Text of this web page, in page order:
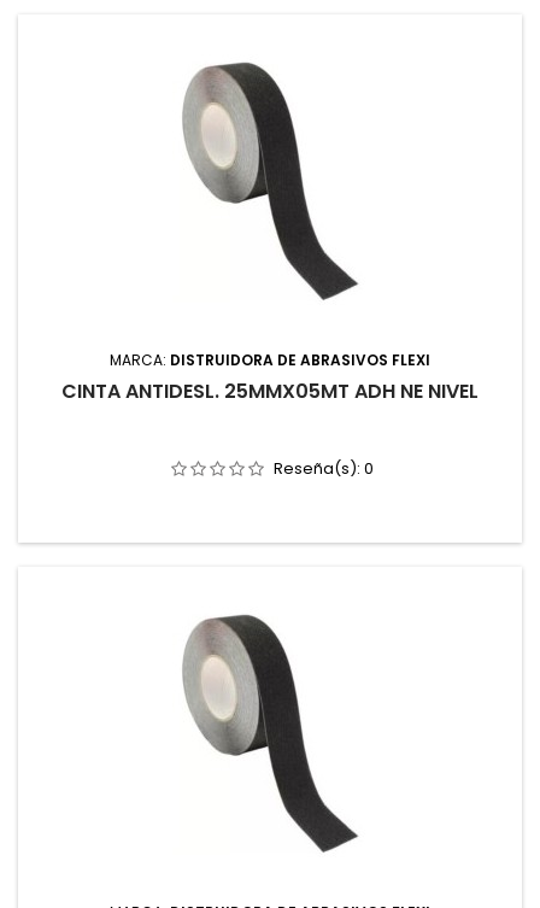
MARCA: DISTRUIDORA DE ABRASIVOS FLEXI
CINTA ANTIDESL. 25MMX05MT ADH NE NIVEL
Reseña(s): 0